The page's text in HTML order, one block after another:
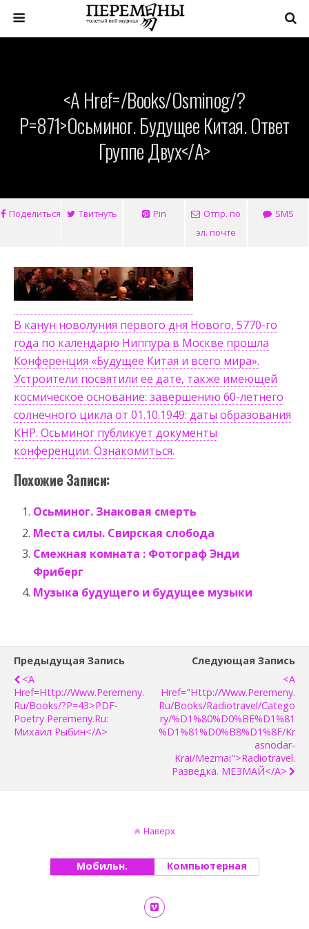
<a Href=/books/osminog/?
P=871>Осьминог. Будущее Китая. Ответ
Группе Двух</a>
Поделиться Твитнуть Pin
Отпр. по
эл. почте
SMS
В канун новолуния первого дня Нового, 5770-го
года по календарю Ниппура в Москве прошла
Конференция «Будущее Китая и всего мира».
Устроители посвятили ее дате, также имеющей
космическое основание: завершению 60-летнего
солнечного цикла от 01.10.1949: даты образования
КНР. Осьминог публикует документы
конференции. Ознакомиться.
Похожие Записи:
Осьминог. Знаковая смерть
Места силы. Свирская слобода
Смежная комната : Фотограф Энди
Фриберг
Музыка будущего и будущее музыки
Предыдущая Запись
<a
Href=http://www.peremeny.
Ru/books/?p=43>PDF-
Poetry Peremeny.ru:
Михаил Рыбин</a>
Следующая Запись
<a
Href="http://www.peremeny.
Ru/books/radiotravel/catego
Ry/%D1%80%D0%BE%D1%81
%D1%81%D0%B8%D1%8F/kr
Asnodar-
Krai/mezmai">Radiotravel.
Разведка. МЕЗМАЙ</a>
Наверх
Мобильн. Компьютерная